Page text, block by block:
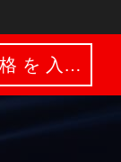
最高 の 価格 を 入手 する